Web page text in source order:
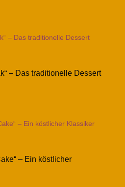
– Das traditionelle Dessert
– Ein köstlicher